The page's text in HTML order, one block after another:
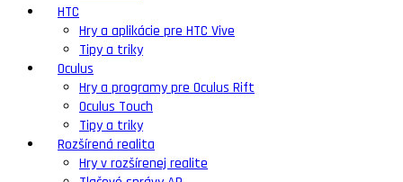
HTC
Hry a aplikácie pre HTC Vive
Tipy a triky
Oculus
Hry a programy pre Oculus Rift
Oculus Touch
Tipy a triky
Rozšírená realita
Hry v rozšírenej realite